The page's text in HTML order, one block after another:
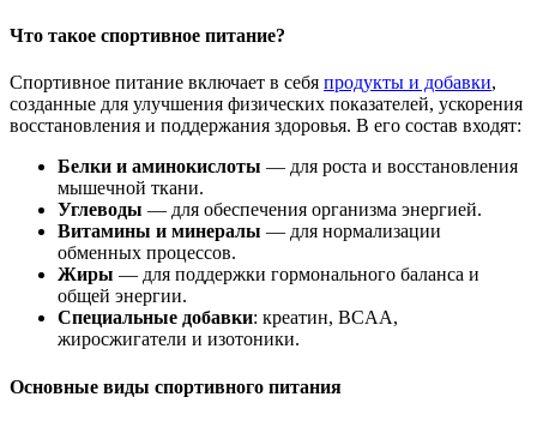
Что такое спортивное питание?
Спортивное питание включает в себя продукты и добавки,
созданные для улучшения физических показателей, ускорения
восстановления и поддержания здоровья. В его состав входят:
Белки и аминокислоты — для роста и восстановления
мышечной ткани.
Углеводы — для обеспечения организма энергией.
Витамины и минералы — для нормализации
обменных процессов.
Жиры — для поддержки гормонального баланса и
общей энергии.
Специальные добавки: креатин, BCAA,
жиросжигатели и изотоники.
Основные виды спортивного питания